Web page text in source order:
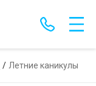
Летние каникулы